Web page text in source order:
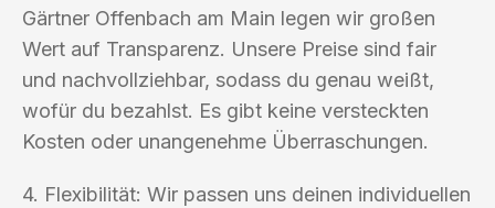
Gärtner Offenbach am Main legen wir großen
Wert auf Transparenz. Unsere Preise sind fair
und nachvollziehbar, sodass du genau weißt,
wofür du bezahlst. Es gibt keine versteckten
Kosten oder unangenehme Überraschungen.
4. Flexibilität: Wir passen uns deinen individuellen